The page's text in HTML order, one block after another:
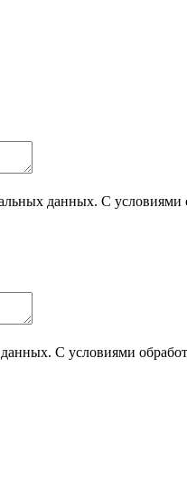
данных. С
С условиями